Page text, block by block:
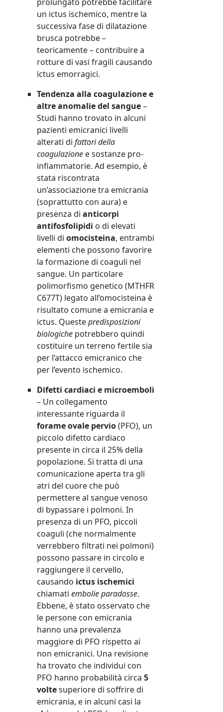
un ictus ischemico, mentre la
successiva fase di dilatazione
brusca potrebbe –
teoricamente – contribuire a
rotture di vasi fragili causando
ictus emorragici.
Tendenza alla coagulazione e
altre anomalie del sangue–
Studi hanno trovato in alcuni
pazienti emicranici livelli
alterati di fattori della
coagulazione e sostanze pro-
infiammatorie. Ad esempio, è
stata riscontrata
un’associazione tra emicrania
(soprattutto con aura) e
presenza di anticorpi
antifosfolipidi o di elevati
livelli di omocisteina, entrambi
elementi che possono favorire
la formazione di coaguli nel
sangue. Un particolare
polimorfismo genetico (MTHFR
C677T) legato all’omocisteina è
risultato comune a emicrania e
ictus. Questepredisposizioni
biologiche potrebbero quindi
costituire un terreno fertile sia
per l’attacco emicranico che
per l’evento ischemico.
Difetti cardiaci e microemboli
– Un collegamento
interessante riguarda il
forame ovale pervio(PFO), un
piccolo difetto cardiaco
presente in circa il 25% della
popolazione. Si tratta di una
comunicazione aperta tra gli
atri del cuore che può
permettere al sangue venoso
di bypassare i polmoni. In
presenza di un PFO, piccoli
coaguli (che normalmente
verrebbero filtrati nei polmoni)
possono passare in circolo e
raggiungere il cervello,
causando ictus ischemici
chiamati embolie paradosse.
Ebbene, è stato osservato che
le persone con emicrania
hanno una prevalenza
maggiore di PFO rispetto ai
non emicranici. Una revisione
ha trovato che individui con
PFO hanno probabilità circa 5
voltesuperiore di soffrire di
emicrania, e in alcuni casi la